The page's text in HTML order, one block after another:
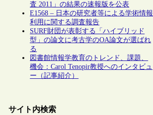
査 2011」の結果の速報版を公表
E1568 – 日本の研究者等による学術情報
利用に関する調査報告
SURF財団が表彰する「ハイブリッド
型」の論文に考古学のOA論文が選ばれ
る
図書館情報学教育のトレンド、課題、
機会：Carol Tenopir教授へのインタビュ
ー（記事紹介）
サイト内検索